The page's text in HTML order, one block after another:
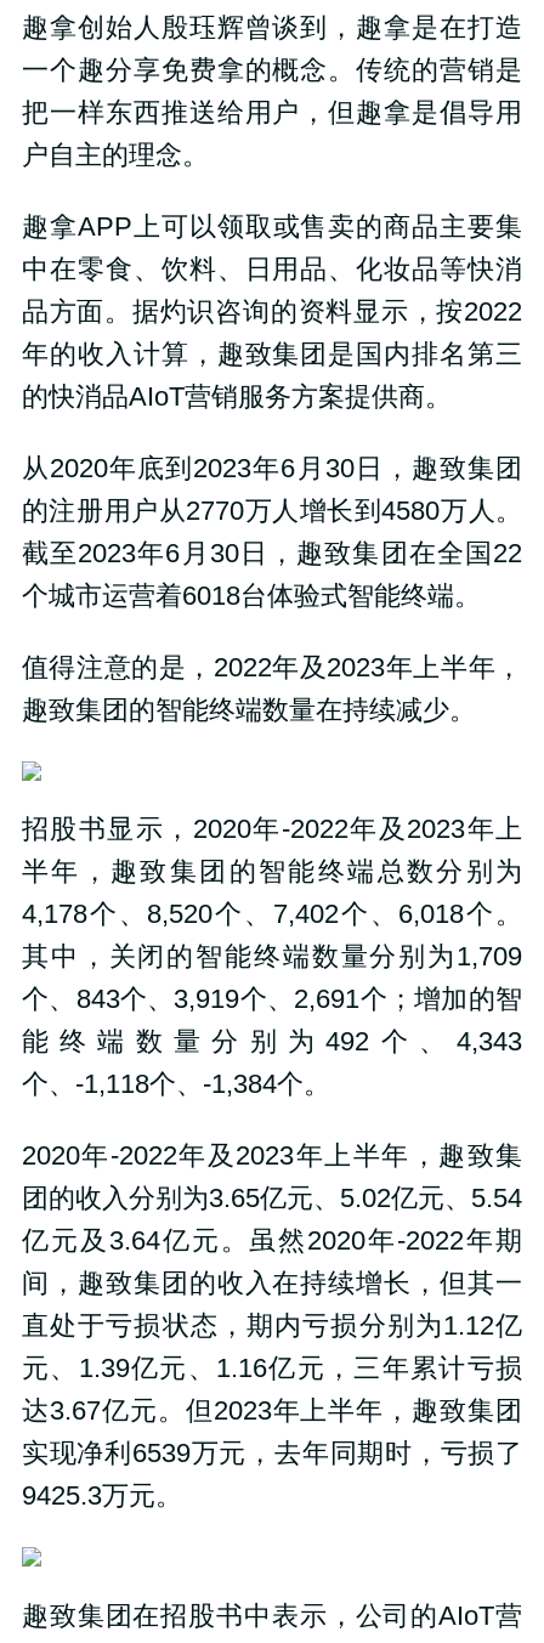
趣拿创始人殷珏辉曾谈到，趣拿是在打造
一个趣分享免费拿的概念。传统的营销是
把一样东西推送给用户，但趣拿是倡导用
户自主的理念。
趣拿APP上可以领取或售卖的商品主要集
中在零食、饮料、日用品、化妆品等快消
品方面。据灼识咨询的资料显示，按2022
年的收入计算，趣致集团是国内排名第三
的快消品AIoT营销服务方案提供商。
从2020年底到2023年6月30日，趣致集团
的注册用户从2770万人增长到4580万人。
截至2023年6月30日，趣致集团在全国22
个城市运营着6018台体验式智能终端。
值得注意的是，2022年及2023年上半年，
趣致集团的智能终端数量在持续减少。
招股书显示，2020年-2022年及2023年上
半年，趣致集团的智能终端总数分别为
4,178个、8,520个、7,402个、6,018个。
其中，关闭的智能终端数量分别为1,709
个、843个、3,919个、2,691个；增加的智
能终端数量分别为492个、4,343
个、-1,118个、-1,384个。
2020年-2022年及2023年上半年，趣致集
团的收入分别为3.65亿元、5.02亿元、5.54
亿元及3.64亿元。虽然2020年-2022年期
间，趣致集团的收入在持续增长，但其一
直处于亏损状态，期内亏损分别为1.12亿
元、1.39亿元、1.16亿元，三年累计亏损
达3.67亿元。但2023年上半年，趣致集团
实现净利6539万元，去年同期时，亏损了
9425.3万元。
趣致集团在招股书中表示，公司的AIoT营